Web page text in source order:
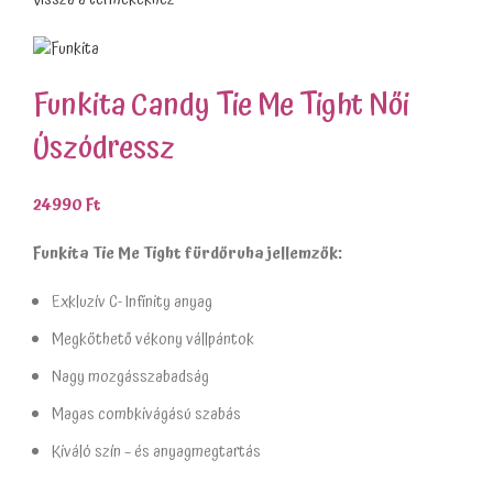
Funkita Candy Tie Me Tight Női
Úszódressz
24990Ft
Funkita Tie Me Tight fürdőruha jellemzők:
Exkluzív C- Infinity anyag
Megköthető vékony vállpántok
Nagy mozgásszabadság
Magas combkivágású szabás
Kiváló szín – és anyagmegtartás